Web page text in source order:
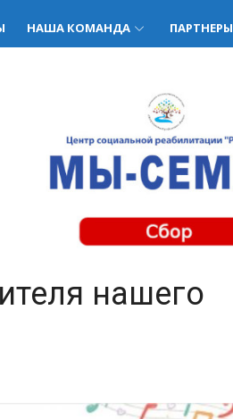
НАША КОМАНДА ПАРТНЕРЫ
нашего